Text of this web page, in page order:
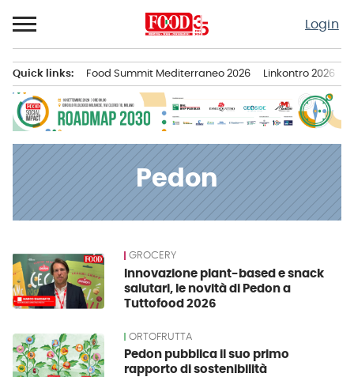
al
contenuto
Login
principale
Quick links: Food Summit Mediterraneo 2026 Linkontro 2026
Pedon
News GROCERY
Innovazione plant-based e snack
salutari, le novità di Pedon a
Tuttofood 2026
ORTOFRUTTA
Pedon pubblica il suo primo
rapporto di sostenibilità